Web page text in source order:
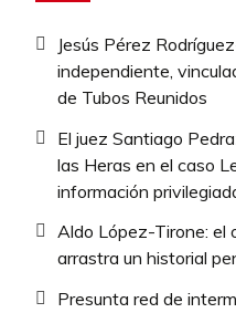
Jesús Pérez
independiente,
de Tubos Reunidos
El juez Santiago
las Heras en el caso
información
Aldo López-Tirone: el
arrastra un historial
Presunta red de